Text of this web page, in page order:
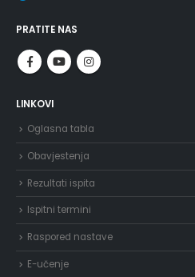
PRATITE NAS
LINKOVI
Oglasna tabla
Obavjestenja
Rezultati ispita
Ispitni termini
Raspored nastave
E-učenje